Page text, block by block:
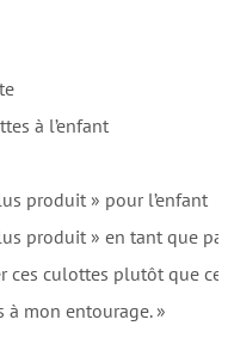
à l’enfant
produit » pour l’enfant
produit » en tant que
ces culottes plutôt que
à mon entourage. »